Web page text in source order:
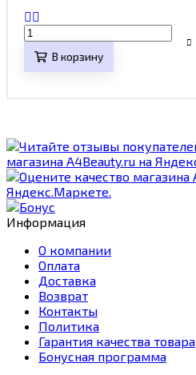
В корзину
Информация
О компании
Оплата
Доставка
Возврат
Контакты
Политика
Гарантия качества товара
Бонусная программа